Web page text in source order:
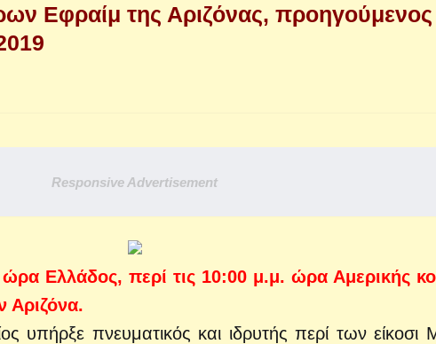
Εφραίμ της Αριζόνας, προηγούμενος
Responsive Advertisement
Ελλάδος, περί τις 10:00 μ.μ. ώρα Αμερικής
Αριζόνα.
υπήρξε πνευματικός και ιδρυτής περί των